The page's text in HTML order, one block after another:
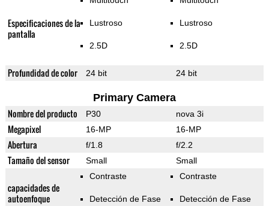
Especificaciones de la
pantalla
Lustroso
2.5D
Lustroso
2.5D
Profundidad de color 24 bit 24 bit
Primary Camera
Nombre del producto P30 nova 3i
Megapixel 16-MP 16-MP
Abertura f/1.8 f/2.2
Tamaño del sensor Small Small
capacidades de
autoenfoque
Contraste
Detección de Fase
Contraste
Detección de Fase